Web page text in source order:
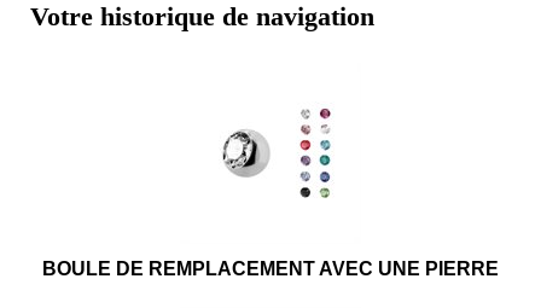
Votre historique de navigation
BOULE DE REMPLACEMENT AVEC UNE PIERRE